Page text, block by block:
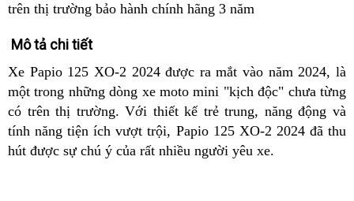
trên thị trường bảo hành chính hãng 3 năm
Mô tả chi tiết
Xe Papio 125 XO-2 2024 được ra mắt vào năm 2024, là
một trong những dòng xe moto mini "kịch độc" chưa từng
có trên thị trường. Với thiết kế trẻ trung, năng động và
tính năng tiện ích vượt trội, Papio 125 XO-2 2024 đã thu
hút được sự chú ý của rất nhiều người yêu xe.